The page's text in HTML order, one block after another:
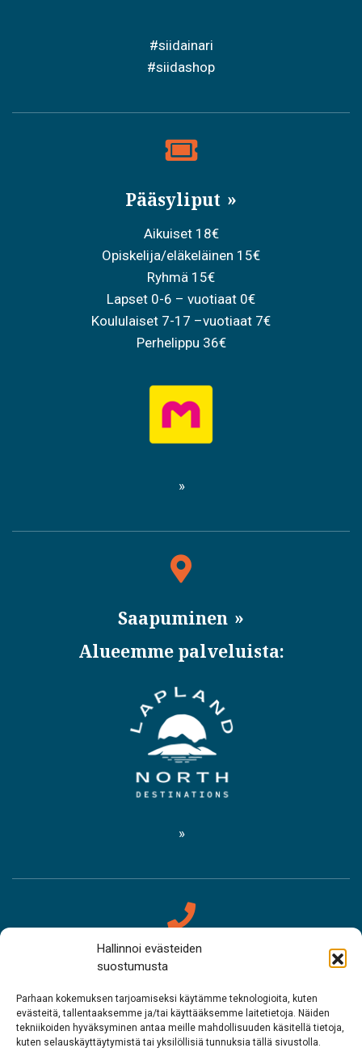
Hallinnoi evästeiden
suostumusta
Parhaan kokemuksen tarjoamiseksi käytämme teknologioita, kuten
evästeitä, tallentaaksemme ja/tai käyttääksemme laitetietoja. Näiden
tekniikoiden hyväksyminen antaa meille mahdollisuuden käsitellä tietoja,
kuten selauskäyttäytymistä tai yksilöllisiä tunnuksia tällä sivustolla.
#siidainari
#siidashop
Pääsyliput
Aikuiset 18€
Opiskelija/eläkeläinen 15€
Ryhmä 15€
Lapset 0-6 – vuotiaat 0€
Koululaiset 7-17 –vuotiaat 7€
Perhelippu 36€
Saapuminen
Alueemme palveluista:
Yhteystiedot
Saamelaismuseo Siida
Puh. 0400 898 212